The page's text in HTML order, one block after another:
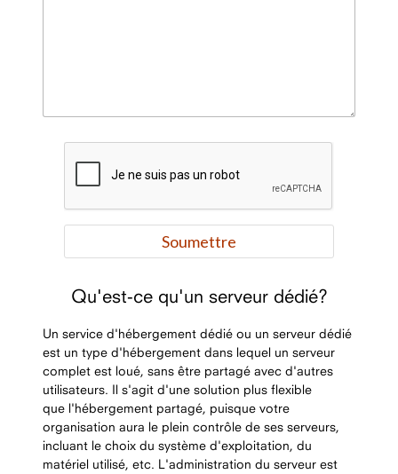
Qu'est-ce qu'un serveur dédié?
Un service d'hébergement dédié ou un serveur dédié
est un type d'hébergement dans lequel un serveur
complet est loué, sans être partagé avec d'autres
utilisateurs. Il s'agit d'une solution plus flexible
que l'hébergement partagé, puisque votre
organisation aura le plein contrôle de ses serveurs,
incluant le choix du système d'exploitation, du
matériel utilisé, etc. L'administration du serveur est